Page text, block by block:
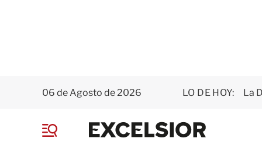
06 de Agosto de 2026 LO DE HOY: La
E
x